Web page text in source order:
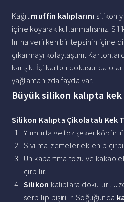
Kağıtmuffin kalıplarını silikon
içine koyarak kullanmalısınız.
fırına verirken bir tepsinin içine
çıkarmayı kolaylaştırır.
karışık. İçi karton dokusunda
yağlamanızda fayda var.
Büyük silikon kalıpta kek
Silikon Kalıpta Çikolatalı Kek
Yumurta ve toz şeker
Sıvı malzemeler eklenip
Un kabartma tozu ve kakao
çırpılır.
Silikon kalıplara dökülür .
serpilip pişirilir. Soğuğunda